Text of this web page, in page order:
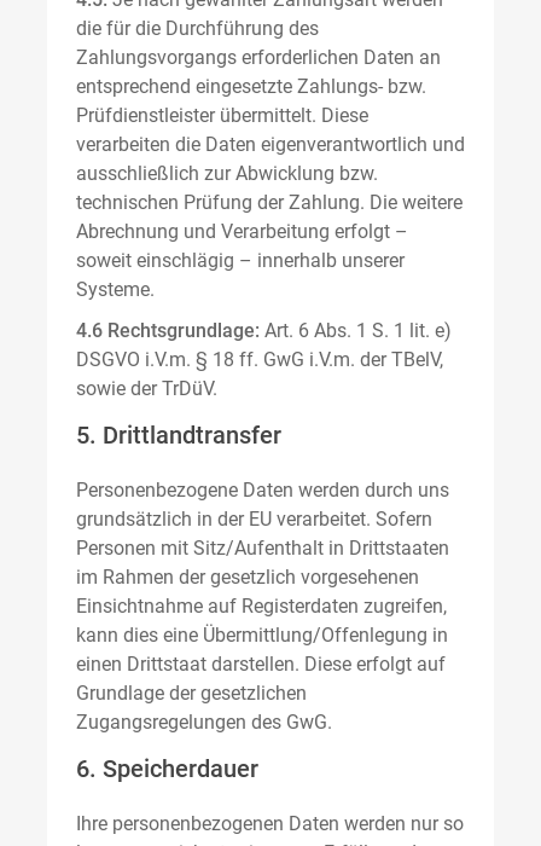
die für die Durchführung des
Zahlungsvorgangs erforderlichen Daten an
entsprechend eingesetzte Zahlungs- bzw.
Prüfdienstleister übermittelt. Diese
verarbeiten die Daten eigenverantwortlich und
ausschließlich zur Abwicklung bzw.
technischen Prüfung der Zahlung. Die weitere
Abrechnung und Verarbeitung erfolgt –
soweit einschlägig – innerhalb unserer
Systeme.
4.6 Rechtsgrundlage: Art. 6 Abs. 1 S. 1 lit. e)
DSGVO i.V.m. § 18 ff. GwG i.V.m. der TBelV,
sowie der TrDüV.
5. Drittlandtransfer
Personenbezogene Daten werden durch uns
grundsätzlich in der EU verarbeitet. Sofern
Personen mit Sitz/Aufenthalt in Drittstaaten
im Rahmen der gesetzlich vorgesehenen
Einsichtnahme auf Registerdaten zugreifen,
kann dies eine Übermittlung/Offenlegung in
einen Drittstaat darstellen. Diese erfolgt auf
Grundlage der gesetzlichen
Zugangsregelungen des GwG.
6. Speicherdauer
Ihre personenbezogenen Daten werden nur so